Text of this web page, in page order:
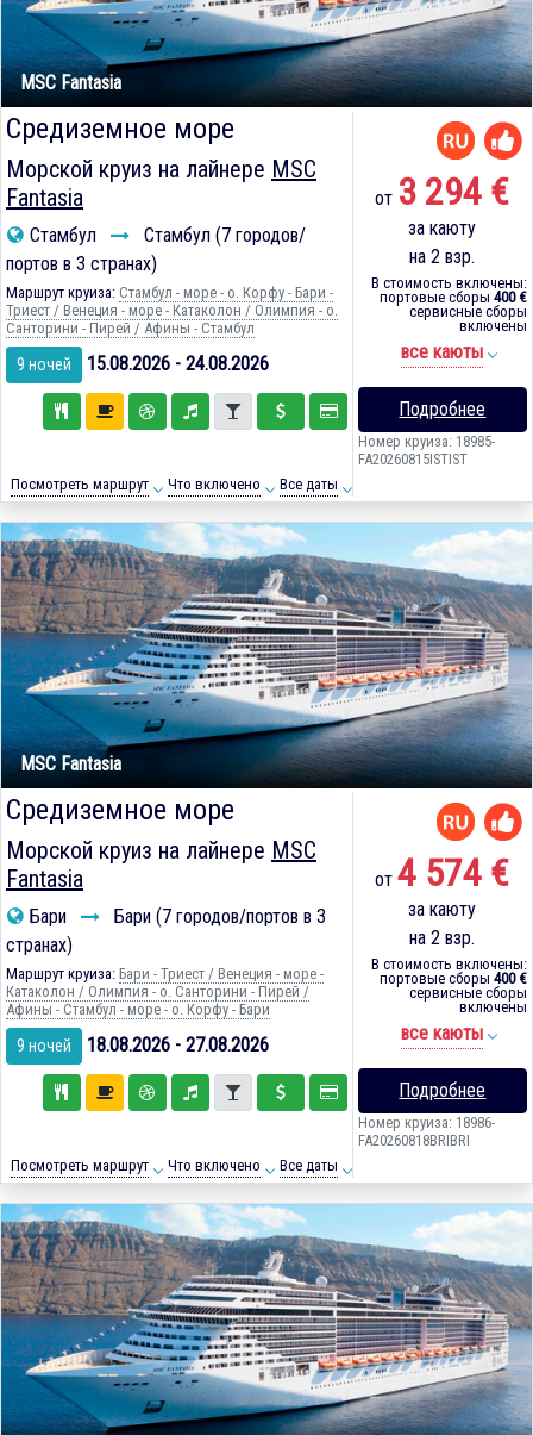
MSC Fantasia
Средиземное море
Морской круиз на лайнере MSC
Fantasia
Стамбул
Стамбул (7 городов/
портов в 3 странах)
Маршрут круиза: Стамбул - море - о. Корфу - Бари -
Триест / Венеция - море - Катаколон / Олимпия - о.
Санторини - Пирей / Афины - Стамбул
9 ночей 15.08.2026 - 24.08.2026
Посмотреть маршрут Что включено Все даты
от 3 294 €
за каюту
на 2 взр.
В стоимость включены:
портовые сборы 400 €
сервисные сборы
включены
все каюты
Подробнее
Номер круиза: 18985-
FA20260815ISTIST
MSC Fantasia
Средиземное море
Морской круиз на лайнере MSC
Fantasia
Бари
Бари (7 городов/портов в 3
странах)
Маршрут круиза: Бари - Триест / Венеция - море -
Катаколон / Олимпия - о. Санторини - Пирей /
Афины - Стамбул - море - о. Корфу - Бари
9 ночей 18.08.2026 - 27.08.2026
Посмотреть маршрут Что включено Все даты
от4 574 €
за каюту
на 2 взр.
В стоимость включены:
портовые сборы 400 €
сервисные сборы
включены
все каюты
Подробнее
Номер круиза: 18986-
FA20260818BRIBRI